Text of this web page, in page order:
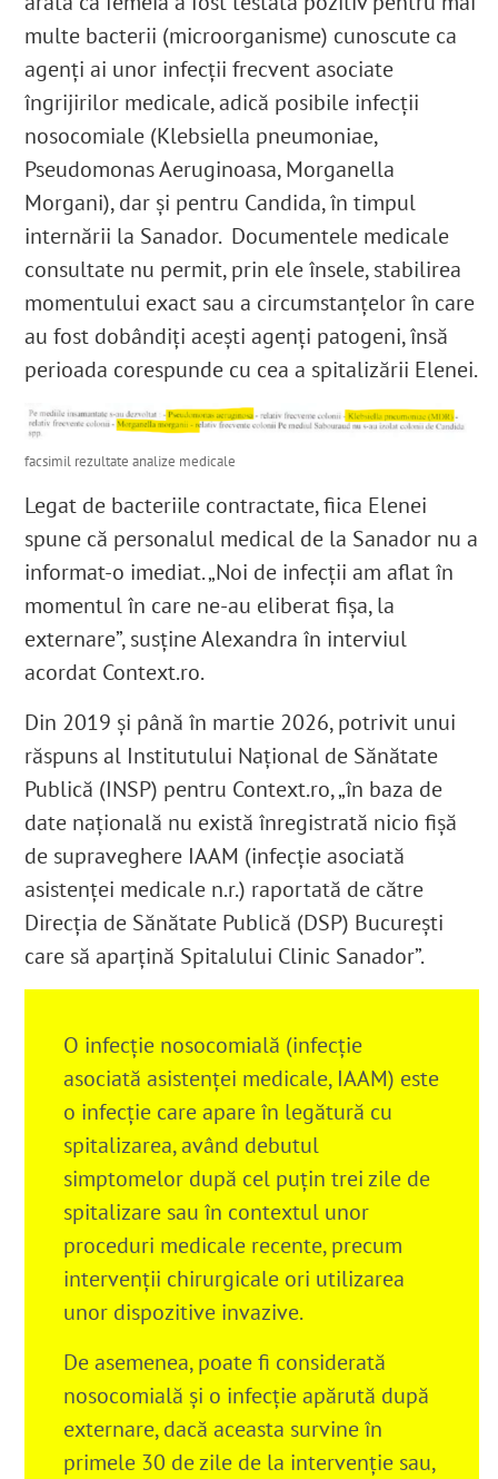
multe bacterii (microorganisme) cunoscute ca
agenți ai unor infecții frecvent asociate
îngrijirilor medicale, adică posibile infecții
nosocomiale (Klebsiella pneumoniae,
Pseudomonas Aeruginoasa, Morganella
Morgani), dar și pentru Candida, în timpul
internării la Sanador. Documentele medicale
consultate nu permit, prin ele însele, stabilirea
momentului exact sau a circumstanțelor în care
au fost dobândiți acești agenți patogeni, însă
perioada corespunde cu cea a spitalizării Elenei.
facsimil rezultate analize medicale
Legat de bacteriile contractate, fiica Elenei
spune că personalul medical de la Sanador nu a
informat-o imediat. „Noi de infecții am aflat în
momentul în care ne-au eliberat fișa, la
externare”, susține Alexandra în interviul
acordat Context.ro.
Din 2019 și până în martie 2026, potrivit unui
răspuns al Institutului Național de Sănătate
Publică (INSP) pentru Context.ro, „în baza de
date națională nu există înregistrată nicio fișă
de supraveghere IAAM (infecţie asociată
asistenţei medicale n.r.) raportată de către
Direcția de Sănătate Publică (DSP) București
care să aparțină Spitalului Clinic Sanador”.
O infecție nosocomială (infecție
asociată asistenței medicale, IAAM) este
o infecție care apare în legătură cu
spitalizarea, având debutul
simptomelor după cel puțin trei zile de
spitalizare sau în contextul unor
proceduri medicale recente, precum
intervenții chirurgicale ori utilizarea
unor dispozitive invazive.
De asemenea, poate fi considerată
nosocomială și o infecție apărută după
externare, dacă aceasta survine în
primele 30 de zile de la intervenție sau,